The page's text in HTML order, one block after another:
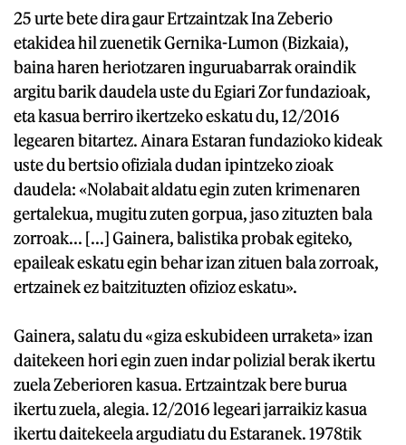
25 urte bete dira gaur Ertzaintzak Ina Zeberio
etakidea hil zuenetik Gernika-Lumon (Bizkaia),
baina haren heriotzaren inguruabarrak oraindik
argitu barik daudela uste du Egiari Zor fundazioak,
eta kasua berriro ikertzeko eskatu du, 12/2016
legearen bitartez. Ainara Estaran fundazioko kideak
uste du bertsio ofiziala dudan ipintzeko zioak
daudela: «Nolabait aldatu egin zuten krimenaren
gertalekua, mugitu zuten gorpua, jaso zituzten bala
zorroak... [...] Gainera, balistika probak egiteko,
epaileak eskatu egin behar izan zituen bala zorroak,
ertzainek ez baitzituzten ofizioz eskatu».
Gainera, salatu du «giza eskubideen urraketa» izan
daitekeen hori egin zuen indar polizial berak ikertu
zuela Zeberioren kasua. Ertzaintzak bere burua
ikertu zuela, alegia. 12/2016 legeari jarraikiz kasua
ikertu daitekeela argudiatu du Estaranek. 1978tik